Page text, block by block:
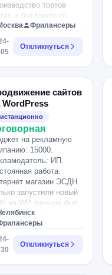
тортов
и без глютена).
Фрилансеры
Откликнуться
сайтов
WordPress
на рекламную
15000.
ИП.
работа.
магазин ЭСДН.
запустили новый
на WP, раньше был
Необходимо
аудит и
сайта. И
специалиста с
Откликнуться